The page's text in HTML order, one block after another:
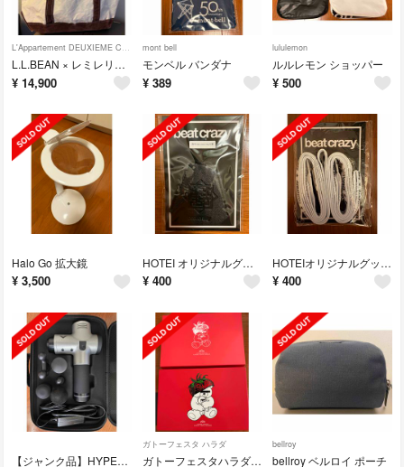
L'Appartement DEUXIEME CLASSE
L.L.BEAN × レミレリーフ キャンバストートバッグ
¥ 14,900
mont bell
モンベル バンダナ
¥ 389
lululemon
ルルレモン ショッパー
¥ 500
Halo Go 拡大鏡
¥ 3,500
HOTEI オリジナルグッズ クロシェット
¥ 400
HOTEIオリジナルグッズ シューレース
¥ 400
【ジャンク品】HYPERVOLT
ガトーフェスタ ハラダ
ガトーフェスタハラダ × UNDERCOVER 缶&紙袋
bellroy
bellroy ベルロイ ポーチ